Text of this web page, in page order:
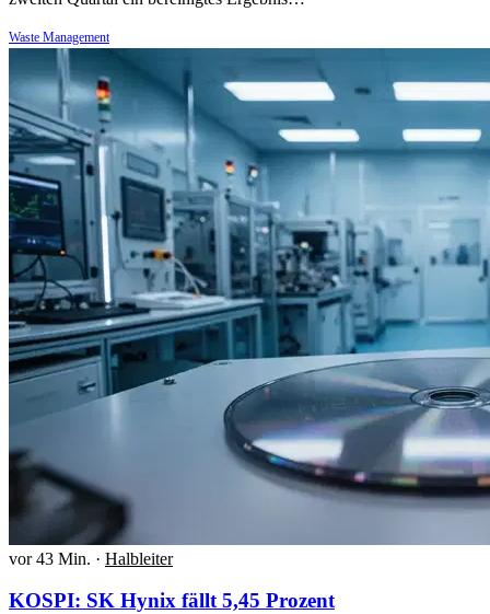
Waste Management
vor 43 Min. · Halbleiter
KOSPI: SK Hynix fällt 5,45 Prozent